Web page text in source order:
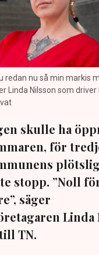
redan nu så min markis
Linda Nilsson som driver
skulle ha
för
stopp. ”Noll
säger
Linda
TN.